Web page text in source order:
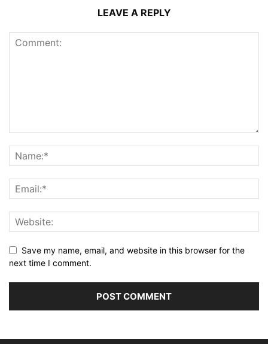
LEAVE A REPLY
Save my name, email, and website in this browser for the
next time I comment.